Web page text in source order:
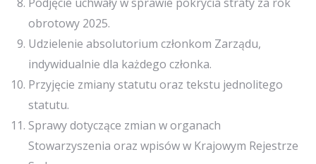
obrotowy 2025.
Udzielenie absolutorium członkom Zarządu,
indywidualnie dla każdego członka.
Przyjęcie zmiany statutu oraz tekstu jednolitego
statutu.
Sprawy dotyczące zmian w organach
Stowarzyszenia oraz wpisów w Krajowym Rejestrze